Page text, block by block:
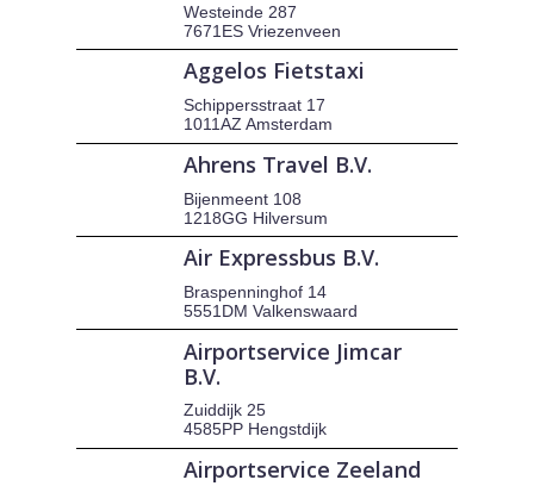
Westeinde 287
7671ES Vriezenveen
Aggelos Fietstaxi
Schippersstraat 17
1011AZ Amsterdam
Ahrens Travel B.V.
Bijenmeent 108
1218GG Hilversum
Air Expressbus B.V.
Braspenninghof 14
5551DM Valkenswaard
Airportservice Jimcar
B.V.
Zuiddijk 25
4585PP Hengstdijk
Airportservice Zeeland